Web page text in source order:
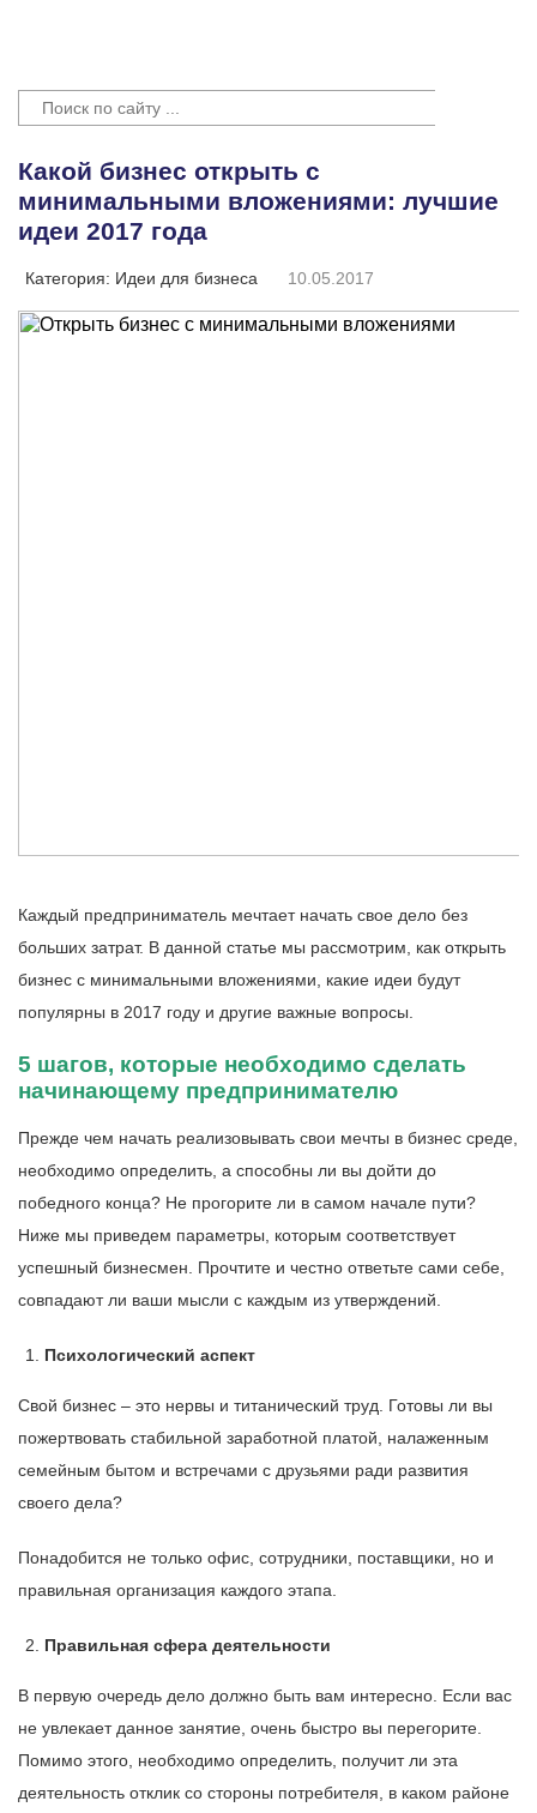
Какой бизнес открыть с
минимальными вложениями: лучшие
идеи 2017 года
Категория: Идеи для бизнеса 10.05.2017
Каждый предприниматель мечтает начать свое дело без
больших затрат. В данной статье мы рассмотрим, как открыть
бизнес с минимальными вложениями, какие идеи будут
популярны в 2017 году и другие важные вопросы.
5 шагов, которые необходимо сделать
начинающему предпринимателю
Прежде чем начать реализовывать свои мечты в бизнес среде,
необходимо определить, а способны ли вы дойти до
победного конца? Не прогорите ли в самом начале пути?
Ниже мы приведем параметры, которым соответствует
успешный бизнесмен. Прочтите и честно ответьте сами себе,
совпадают ли ваши мысли с каждым из утверждений.
Психологический аспект
Свой бизнес – это нервы и титанический труд. Готовы ли вы
пожертвовать стабильной заработной платой, налаженным
семейным бытом и встречами с друзьями ради развития
своего дела?
Понадобится не только офис, сотрудники, поставщики, но и
правильная организация каждого этапа.
Правильная сфера деятельности
В первую очередь дело должно быть вам интересно. Если вас
не увлекает данное занятие, очень быстро вы перегорите.
Помимо этого, необходимо определить, получит ли эта
деятельность отклик со стороны потребителя, в каком районе